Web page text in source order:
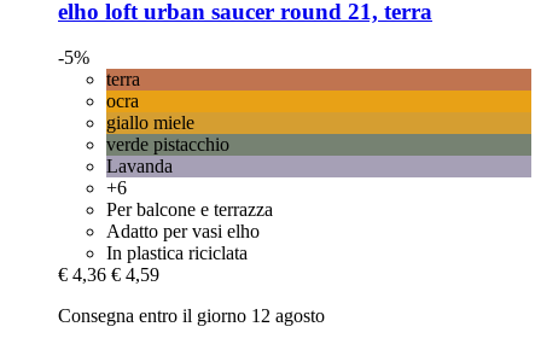
elho loft urban saucer round 21, terra
-5%
terra
ocra
giallo miele
verde pistacchio
Lavanda
+6
Per balcone e terrazza
Adatto per vasi elho
In plastica riciclata
€ 4,36 € 4,59
Consegna entro il giorno 12 agosto